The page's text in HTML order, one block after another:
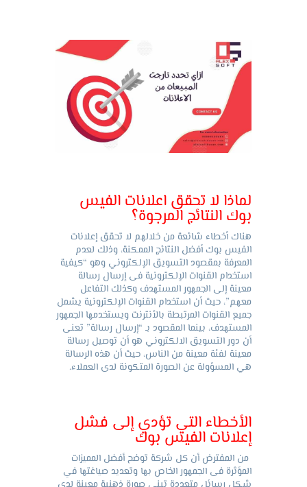
لماذا لا تحقق اعلانات الفيس
بوك النتائج المرجوة؟
هناك أخطاء شائعة من خلالهم لا تحقق إعلانات
الفيس بوك أفضل النتائج الممكنة، وذلك لعدم
المعرفة بمقصود التسويق الإلكتروني وهو “كيفية
استخدام القنوات الإلكترونية فى إرسال رسالة
معينة إلى الجمهور المستهدف وكذلك التفاعل
معهم”، حيث أن استخدام القنوات الإلكترونية يشمل
جميع القنوات المرتبطة بالأنترنت ويستخدمها الجمهور
المستهدف، بينما المقصود بـ “إرسال رسالة” تعنى
أن دور التسويق الالكتروني هو أن توصيل رسالة
معينة لفئة معينة من الناس، حيث أن هذه الرسالة
هي المسؤولة عن الصورة المتكونة لدى العملاء.
الأخطاء التي تؤدي إلى فشل
إعلانات الفيس بوك
من المفترض أن كل شركة توضح أفضل المميزات
المؤثرة فى الجمهور الخاص بها وتعديد صياغتها في